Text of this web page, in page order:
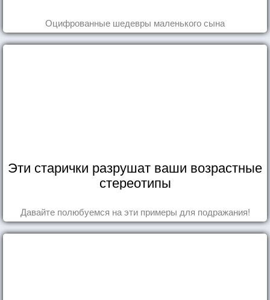
Оцифрованные шедевры маленького сына
Эти старички разрушат ваши возрастные
стереотипы
Давайте полюбуемся на эти примеры для подражания!